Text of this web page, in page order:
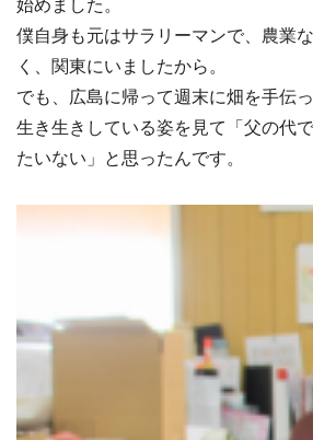
始めました。
僕自身も元はサラリーマンで、農業
く、関東にいましたから。
でも、広島に帰って週末に畑を手伝
生き生きしている姿を見て「父の代
たいない」と思ったんです。